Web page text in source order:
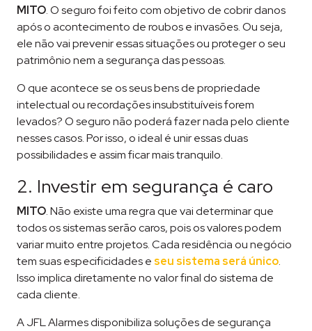
MITO. O seguro foi feito com objetivo de cobrir danos
após o acontecimento de roubos e invasões. Ou seja,
ele não vai prevenir essas situações ou proteger o seu
patrimônio nem a segurança das pessoas.
O que acontece se os seus bens de propriedade
intelectual ou recordações insubstituíveis forem
levados? O seguro não poderá fazer nada pelo cliente
nesses casos. Por isso, o ideal é unir essas duas
possibilidades e assim ficar mais tranquilo.
2. Investir em segurança é caro
MITO. Não existe uma regra que vai determinar que
todos os sistemas serão caros, pois os valores podem
variar muito entre projetos. Cada residência ou negócio
tem suas especificidades e seu sistema será único.
Isso implica diretamente no valor final do sistema de
cada cliente.
A JFL Alarmes disponibiliza soluções de segurança